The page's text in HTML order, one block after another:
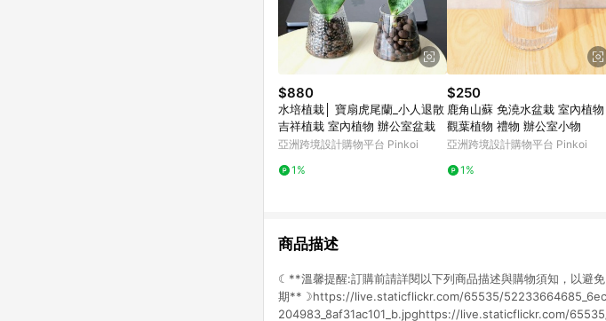
$880
水培植栽│ 寶扇虎尾蘭_小人退散
吉祥植栽 室內植物 辦公室盆栽
亞洲跨境設計購物平台 Pinkoi
1%
$250
鹿角山蘇 免澆水盆栽 室內植物
觀葉植物 禮物 辦公室小物
亞洲跨境設計購物平台 Pinkoi
1%
商品描述
☾**溫馨提醒:訂購前請詳閱以下列商品描述與購物須知，以
期**☽https://live.staticflickr.com/65535/
204983_8af31ac101_b.jpghttps://live.staticflickr.com/